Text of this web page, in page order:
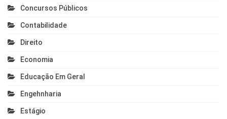
Concursos Públicos
Contabilidade
Direito
Economia
Educação Em Geral
Engehnharia
Estágio